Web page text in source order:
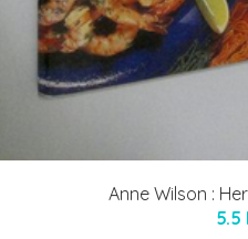
Anne Wilson :
5.5